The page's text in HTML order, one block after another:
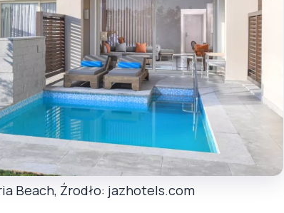
Beach, Źrodło: jazhotels.com